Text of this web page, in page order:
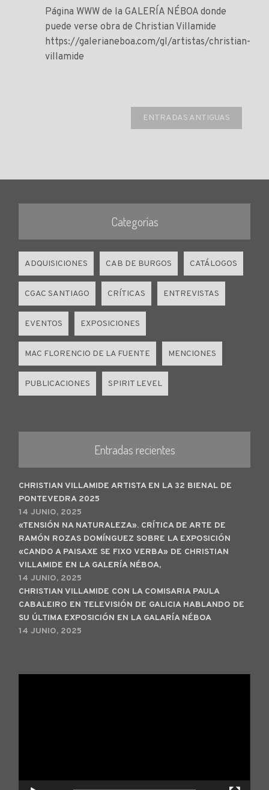
Página WWW de la GALERÍA NÉBOA donde
puede verse obra de Christian Villamide
https://galerianeboa.com/gl/artistas/christian-
villamide
ENTRADAS ANTIGUAS
Categorías
ADQUISICIONES CAB DE BURGOS CATÁLOGOS
CGAC SANTIAGO CRÍTICAS ENTREVISTAS
EVENTOS EXPOSICIONES
MAC FLORENCIO DE LA FUENTE MENCIONES
PUBLICACIONES SPIRIT LEVEL
Entradas recientes
CHRISTIAN VILLAMIDE ARTISTA EN LA 32 BIENAL DE
PONTEVEDRA 2025
14 JUNIO, 2025
«TENSIÓN NA NATURALEZA». CRÍTICA DE ARTE DE
RAMÓN ROZAS DOMÍNGUEZ SOBRE LA EXPOSICIÓN
«CANDO A PAISAXE SE FIXO VERBA» DE CHRISTIAN
VILLAMIDE EN LA GALERÍA NÉBOA,
14 JUNIO, 2025
CHRISTIAN VILLAMIDE CON LA COMISARIA PAULA
CABALEIRO EN TELEVISIÓN DE GALICIA HABLANDO DE
SU ÚLTIMA EXPOSICIÓN EN LA GALARÍA NÉBOA
14 JUNIO, 2025